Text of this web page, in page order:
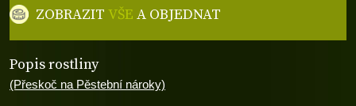
Popis rostliny
(Přeskoč na Pěstební nároky)
ZOBRAZITVŠE A OBJEDNAT